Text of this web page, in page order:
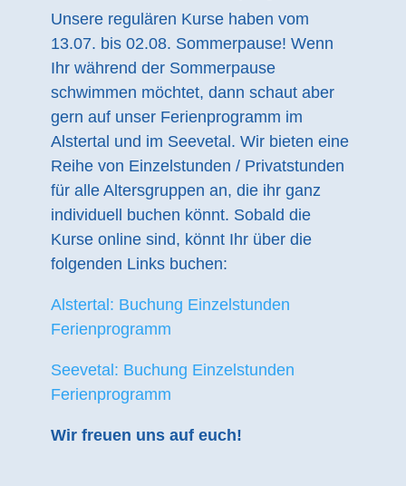
Unsere regulären Kurse haben vom
13.07. bis 02.08. Sommerpause! Wenn
Ihr während der Sommerpause
schwimmen möchtet, dann schaut aber
gern auf unser Ferienprogramm im
Alstertal und im Seevetal. Wir bieten eine
Reihe von Einzelstunden / Privatstunden
für alle Altersgruppen an, die ihr ganz
individuell buchen könnt. Sobald die
Kurse online sind, könnt Ihr über die
folgenden Links buchen:
Alstertal: Buchung Einzelstunden
Ferienprogramm
Seevetal: Buchung Einzelstunden
Ferienprogramm
Wir freuen uns auf euch!